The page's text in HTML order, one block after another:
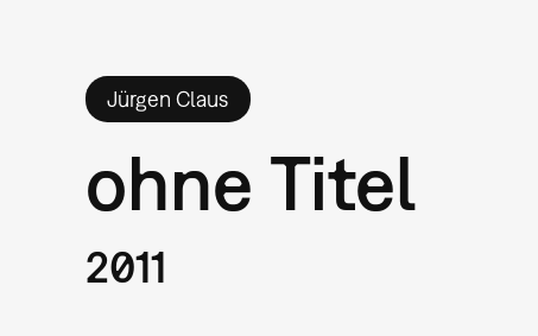
Jürgen Claus
ohne Titel
2011